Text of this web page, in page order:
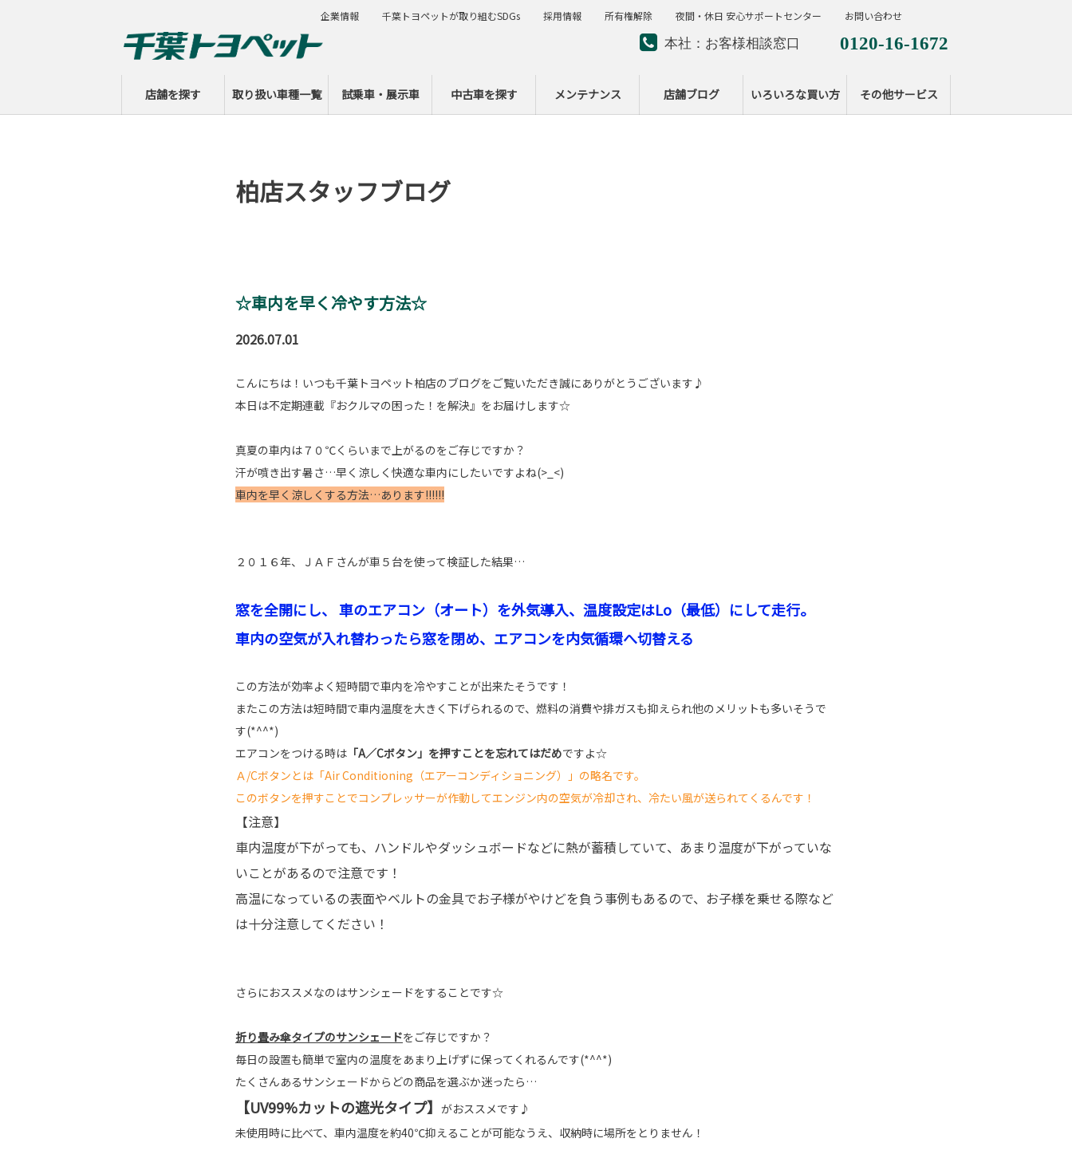
本社：お客様相談窓口 0120-16-1672
ー
店舗を探す 取り扱い車種一覧 試乗車・展示車 中古車を探す メンテナンス 店舗ブログ いろいろな買い方 その他サービス
企業情報 千葉トヨペットが取り組むSDGs 採用情報 所有権解除 夜間・休日 安心サポートセンター お問い合わせ
柏店スタッフブログ
☆車内を早く冷やす方法☆
2026.07.01
こんにちは！いつも千葉トヨペット柏店のブログをご覧いただき誠にありがとうございます♪
本日は不定期連載『おクルマの困った！を解決』をお届けします☆
真夏の車内は７０℃くらいまで上がるのをご存じですか？
汗が噴き出す暑さ…早く涼しく快適な車内にしたいですよね(>_<)
車内を早く涼しくする方法…あります!!!!!!
２０１６年、ＪＡＦさんが車５台を使って検証した結果…
窓を全開にし、 車のエアコン（オート）を外気導入、温度設定はLo（最低）にして走行。
車内の空気が入れ替わったら窓を閉め、エアコンを内気循環へ切替える
この方法が効率よく短時間で車内を冷やすことが出来たそうです！
またこの方法は短時間で車内温度を大きく下げられるので、燃料の消費や排ガスも抑えられ他のメリットも多いそうで
す(*^^*)
エアコンをつける時は 「A／Cボタン」を押すことを忘れてはだめですよ☆
Ａ/Cボタンとは「Air Conditioning（エアーコンディショニング）」の略名です。
このボタンを押すことでコンプレッサーが作動してエンジン内の空気が冷却され、冷たい風が送られてくるんです！
【注意】
車内温度が下がっても、ハンドルやダッシュボードなどに熱が蓄積していて、あまり温度が下がっていな
いことがあるので注意です！
高温になっているの表面やベルトの金具でお子様がやけどを負う事例もあるので、お子様を乗せる際など
は十分注意してください！
さらにおススメなのはサンシェードをすることです☆
折り畳み傘タイプのサンシェードをご存じですか？
毎日の設置も簡単で室内の温度をあまり上げずに保ってくれるんです(*^^*)
たくさんあるサンシェードからどの商品を選ぶか迷ったら…
【UV99%カットの遮光タイプ】 がおススメです♪
未使用時に比べて、車内温度を約40℃抑えることが可能なうえ、収納時に場所をとりません！